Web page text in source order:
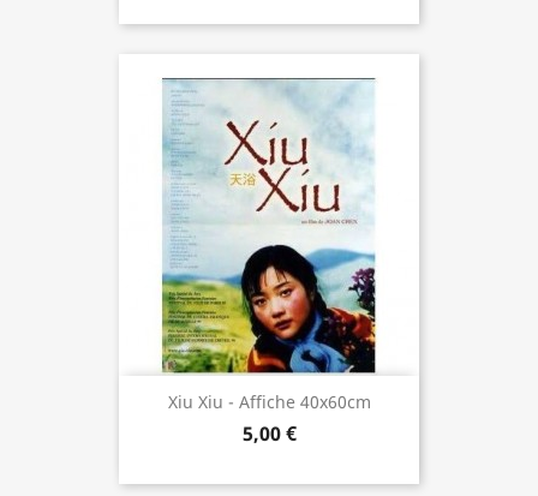
Xiu Xiu - Affiche 40x60cm
5,00 €